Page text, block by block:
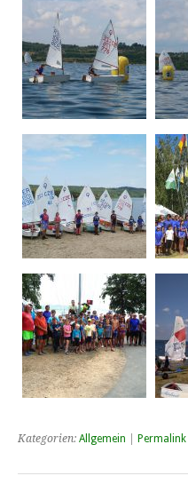
Kategorien: Allgemein Permalink